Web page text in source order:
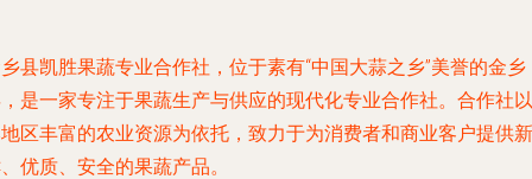
县凯胜果蔬专业合作社，位于素有“中国大蒜之乡”美誉的金乡
是一家专注于果蔬生产与供应的现代化专业合作社。合作社以
区丰富的农业资源为依托，致力于为消费者和商业客户提供新
优质、安全的果蔬产品。